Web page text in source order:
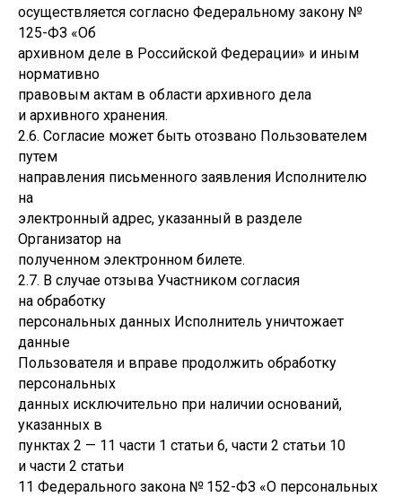
осуществляется согласно Федеральному закону №
125-ФЗ «Об
архивном деле в Российской Федерации» и иным
нормативно
правовым актам в области архивного дела
и архивного хранения.
2.6. Согласие может быть отозвано Пользователем
путем
направления письменного заявления Исполнителю
на
электронный адрес, указанный в разделе
Организатор на
полученном электронном билете.
2.7. В случае отзыва Участником согласия
на обработку
персональных данных Исполнитель уничтожает
данные
Пользователя и вправе продолжить обработку
персональных
данных исключительно при наличии оснований,
указанных в
пунктах 2 — 11 части 1 статьи 6, части 2 статьи 10
и части 2 статьи
11 Федерального закона № 152-ФЗ «О персональных